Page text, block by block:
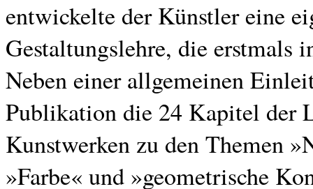
entwickelte der Künstler eine
Gestaltungslehre, die
Neben einer allgemeinen
Publikation die 24 Kapitel der
Kunstwerken zu den Themen
»Farbe« und »geometrische